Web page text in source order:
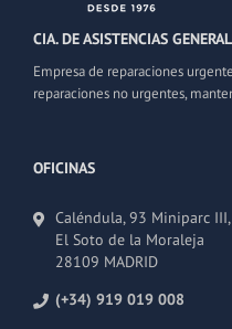
CIA. DE ASISTENCIAS
Empresa de reparaciones
reparaciones no urgentes,
OFICINAS
Caléndula, 93 Miniparc
El Soto de la Moraleja
28109 MADRID
(+34) 919 019 008